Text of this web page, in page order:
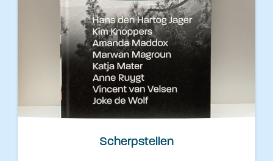
Scherpstellen